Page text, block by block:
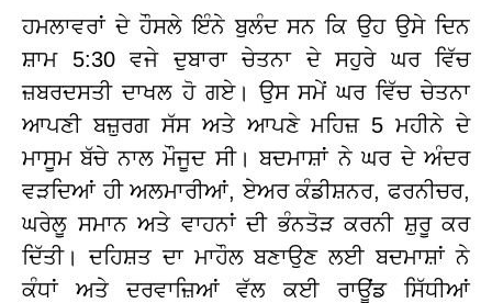
ਹਮਲਾਵਰਾਂ ਦੇ ਹੌਸਲੇ ਇੰਨੇ ਬੁਲੰਦ ਸਨ ਕਿ ਉਹ ਉਸੇ ਦਿਨ
ਸ਼ਾਮ 5:30 ਵਜੇ ਦੁਬਾਰਾ ਚੇਤਨਾ ਦੇ ਸਹੁਰੇ ਘਰ ਵਿੱਚ
ਜ਼ਬਰਦਸਤੀ ਦਾਖਲ ਹੋ ਗਏ।ਉਸ ਸਮੇਂ ਘਰ ਵਿੱਚ ਚੇਤਨਾ
ਆਪਣੀ ਬਜ਼ੁਰਗ ਸੱਸ ਅਤੇ ਆਪਣੇ ਮਹਿਜ਼ 5 ਮਹੀਨੇ ਦੇ
ਮਾਸੂਮ ਬੱਚੇ ਨਾਲ ਮੌਜੂਦ ਸੀ। ਬਦਮਾਸ਼ਾਂ ਨੇ ਘਰ ਦੇ ਅੰਦਰ
ਵੜਦਿਆਂ ਹੀ ਅਲਮਾਰੀਆਂ, ਏਅਰ ਕੰਡੀਸ਼ਨਰ, ਫਰਨੀਚਰ,
ਘਰੇਲੂ ਸਮਾਨ ਅਤੇ ਵਾਹਨਾਂ ਦੀ ਭੰਨਤੋੜ ਕਰਨੀ ਸ਼ੁਰੂ ਕਰ
ਦਿੱਤੀ। ਦਹਿਸ਼ਤ ਦਾ ਮਾਹੌਲ ਬਣਾਉਣ ਲਈ ਬਦਮਾਸ਼ਾਂ ਨੇ
ਕੰਧਾਂ ਅਤੇ ਦਰਵਾਜ਼ਿਆਂ ਵੱਲ ਕਈ ਰਾਊਂਡ ਸਿੱਧੀਆਂ